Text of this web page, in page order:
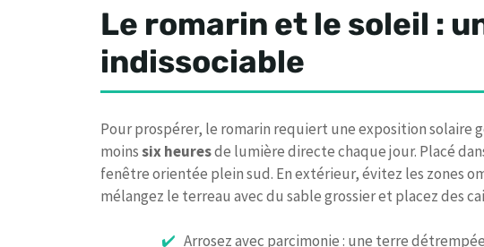
Le romarin et le soleil :
indissociable
Pour prospérer, le romarin requiert une exposition solaire
moinssix heuresde lumière directe chaque jour. Placé
fenêtre orientée plein sud. En extérieur, évitez les zones
mélangez le terreau avec du sable grossier et placez des
Arrosez avec parcimonie : une terre